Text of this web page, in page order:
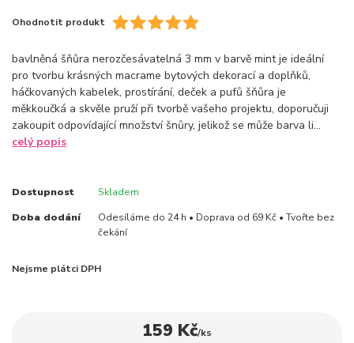
Ohodnotit produkt
bavlněná šňůra nerozčesávatelná 3 mm v barvě mint je ideální
pro tvorbu krásných macrame bytových dekorací a doplňků,
háčkovaných kabelek, prostírání, deček a pufů šňůra je
měkkoučká a skvěle pruží při tvorbě vašeho projektu, doporučuji
zakoupit odpovídající množství šnůry, jelikož se může barva li...
celý popis
Dostupnost Skladem
Doba dodání
Odesíláme do 24 h • Doprava od 69 Kč • Tvořte bez
čekání
Nejsme plátci DPH
159 Kč/ks